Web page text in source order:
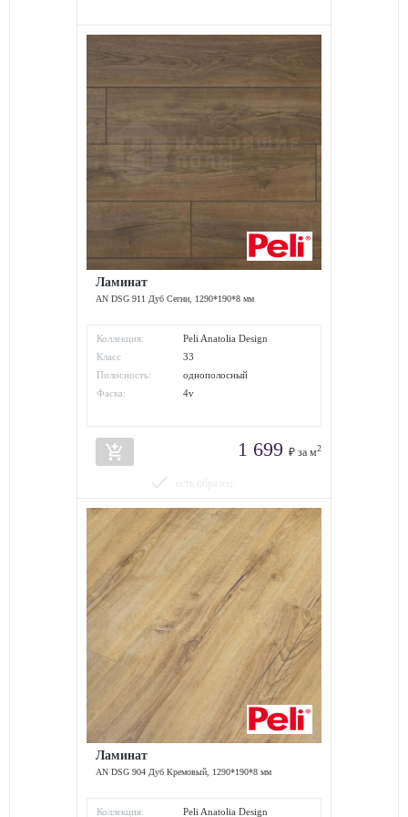
Ламинат
AN DSG 911 Дуб Сегни, 1290*190*8 мм
Коллекция:
Peli Anatolia Design
Класс
износостойкости:
33
Полосность:
однополосный
Фаска:
4v
add_shopping_cart 1 699 ₽ за м2
Ламинат
AN DSG 904 Дуб Кремовый, 1290*190*8 мм
Коллекция:
Peli Anatolia Design